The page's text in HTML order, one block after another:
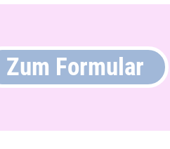
Zum Formular